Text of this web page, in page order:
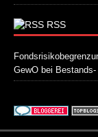
RSS
GewO bei